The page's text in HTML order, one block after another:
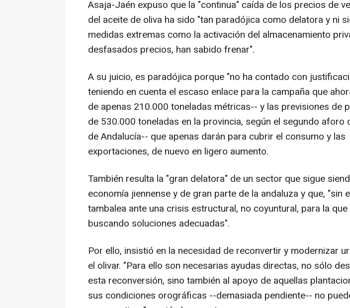
Asaja-Jaén expuso que la "continua" caída de los precios de
del aceite de oliva ha sido "tan paradójica como delatora y ni
medidas extremas como la activación del almacenamiento
desfasados precios, han sabido frenar".
A su juicio, es paradójica porque "no ha contado con
teniendo en cuenta el escaso enlace para la campaña que
de apenas 210.000 toneladas métricas-- y las previsiones de
de 530.000 toneladas en la provincia, según el segundo aforo
de Andalucía-- que apenas darán para cubrir el consumo y las
exportaciones, de nuevo en ligero aumento.
También resulta la "gran delatora" de un sector que sigue
economía jiennense y de gran parte de la andaluza y que, "sin
tambalea ante una crisis estructural, no coyuntural, para la
buscando soluciones adecuadas".
Por ello, insistió en la necesidad de reconvertir y modernizar
el olivar. "Para ello son necesarias ayudas directas, no sólo
esta reconversión, sino también al apoyo de aquellas
sus condiciones orográficas --demasiada pendiente-- no